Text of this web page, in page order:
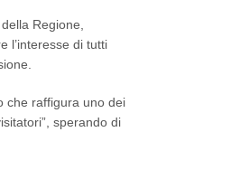
Regione,
l’interesse di tutti
che raffigura uno dei
sperando di